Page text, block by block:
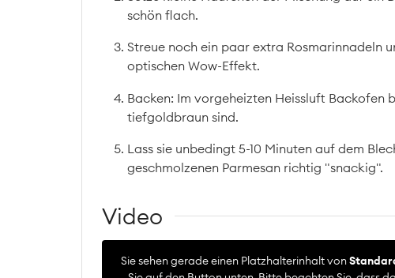
schön flach.
Streue noch ein paar extra Rosmarinnadeln
optischen Wow-Effekt.
Backen: Im vorgeheizten Heissluft Backofen
tiefgoldbraun sind.
Lass sie unbedingt 5-10 Minuten auf dem
geschmolzenen Parmesan richtig "snackig".
Video
Sie sehen gerade einen Platzhalterinhalt von